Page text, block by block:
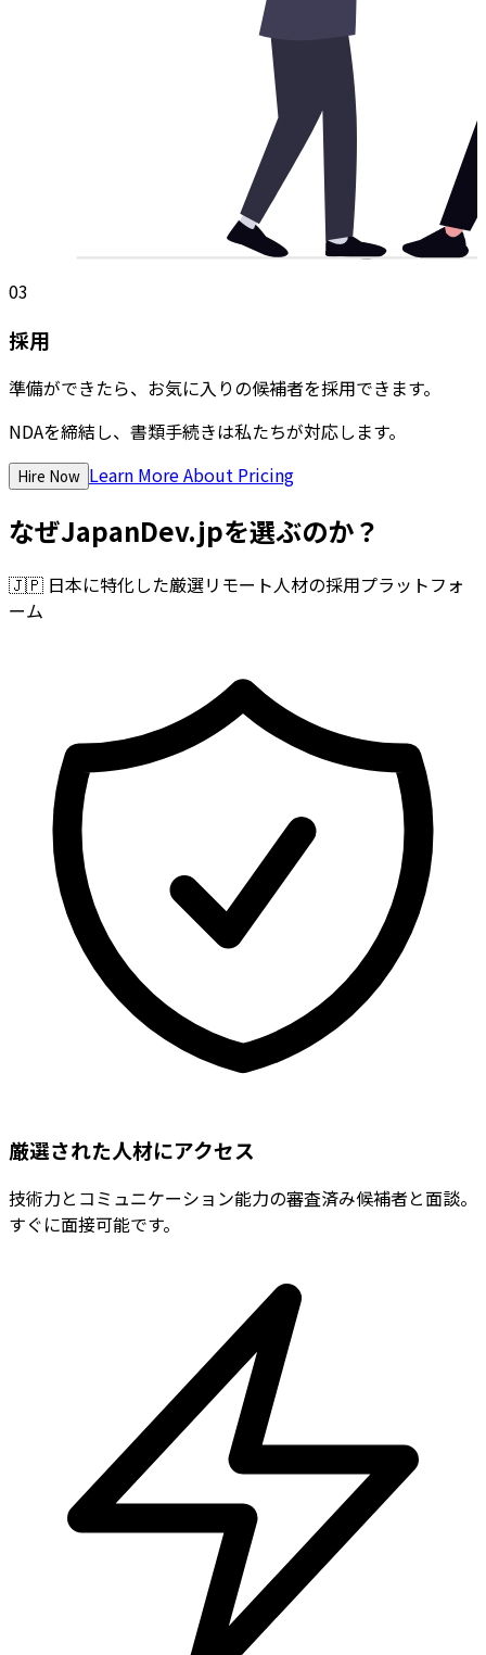
03
採用
準備ができたら、お気に入りの候補者を採用できます。
NDAを締結し、書類手続きは私たちが対応します。
Hire Now Learn More About Pricing
なぜJapanDev.jpを選ぶのか？
🇯🇵 日本に特化した厳選リモート人材の採用プラットフォ
ーム
厳選された人材にアクセス
技術力とコミュニケーション能力の審査済み候補者と面談。
すぐに面接可能です。